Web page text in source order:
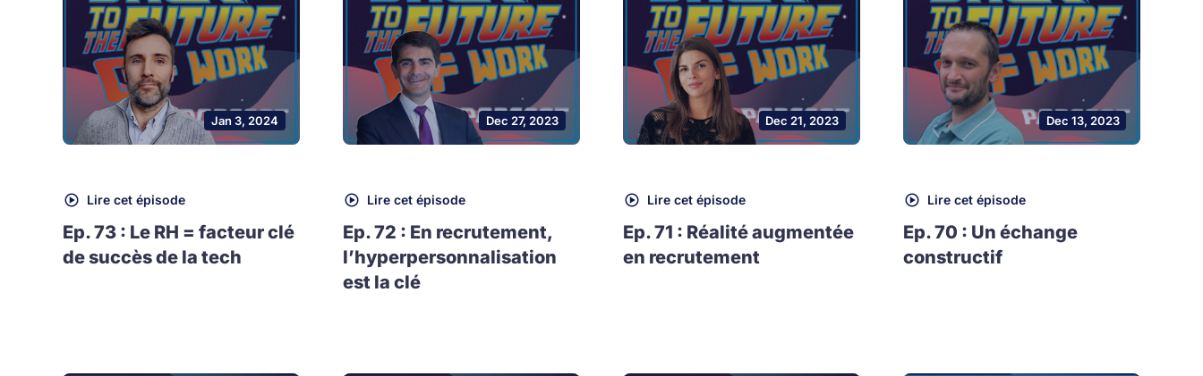
Jan 3, 2024
Lire cet épisode
Ep. 73 : Le RH = facteur clé
de succès de la tech
Dec 27, 2023
Lire cet épisode
Ep. 72 : En recrutement,
l’hyperpersonnalisation
est la clé
Dec 21, 2023
Lire cet épisode
Ep. 71 : Réalité augmentée
en recrutement
Dec 13, 2023
Lire cet épisode
Ep. 70 : Un échange
constructif